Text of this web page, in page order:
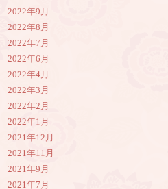
2022年9月
2022年8月
2022年7月
2022年6月
2022年4月
2022年3月
2022年2月
2022年1月
2021年12月
2021年11月
2021年9月
2021年7月